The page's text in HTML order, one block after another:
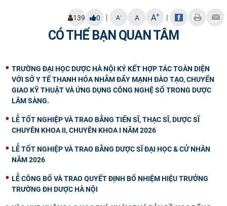
139 0 | A- A A+ |
CÓ THỂ BẠN QUAN TÂM
TRƯỜNG ĐẠI HỌC DƯỢC HÀ NỘI KÝ KẾT HỢP TÁC TOÀN DIỆN
VỚI SỞ Y TẾ THANH HÓA NHẰM ĐẨY MẠNH ĐÀO TẠO, CHUYỂN
GIAO KỸ THUẬT VÀ ỨNG DỤNG CÔNG NGHỆ SỐ TRONG DƯỢC
LÂM SÀNG.
LỄ TỐT NGHIỆP VÀ TRAO BẰNG TIẾN SĨ, THẠC SĨ, DƯỢC SĨ
CHUYÊN KHOA II, CHUYÊN KHOA I NĂM 2026
LỄ TỐT NGHIỆP VÀ TRAO BẰNG DƯỢC SĨ ĐẠI HỌC & CỬ NHÂN
NĂM 2026
LỄ CÔNG BỐ VÀ TRAO QUYẾT ĐỊNH BỔ NHIỆM HIỆU TRƯỞNG
TRƯỜNG ĐH DƯỢC HÀ NỘI